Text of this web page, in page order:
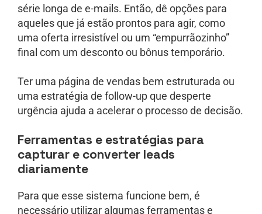
série longa de e-mails. Então, dê opções para
aqueles que já estão prontos para agir, como
uma oferta irresistível ou um “empurrãozinho”
final com um desconto ou bônus temporário.
Ter uma página de vendas bem estruturada ou
uma estratégia de follow-up que desperte
urgência ajuda a acelerar o processo de decisão.
Ferramentas e estratégias para
capturar e converter leads
diariamente
Para que esse sistema funcione bem, é
necessário utilizar algumas ferramentas e